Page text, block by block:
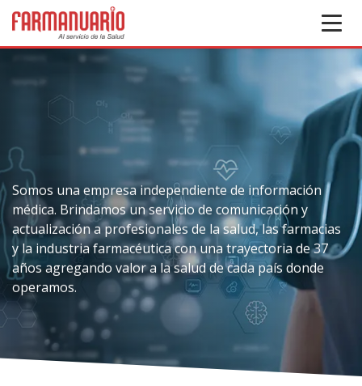
Somos una empresa independiente de información
médica. Brindamos un servicio de comunicación y
actualización a profesionales de la salud, las farmacias
y la industria farmacéutica con una trayectoria de 37
años agregando valor a la salud de cada país donde
operamos.